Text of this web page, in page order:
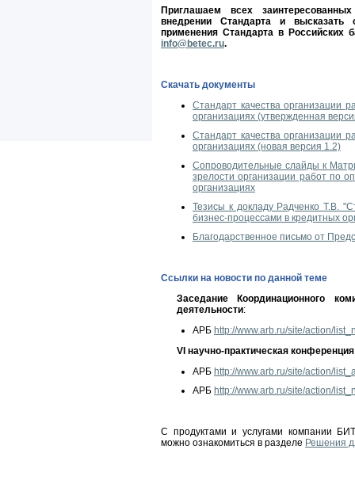
Приглашаем всех
внедрении Стандарта и
применения Стандарта в Российских
info@betec.ru.
Скачать документы
Стандарт качества организации
организациях (утвержденная
Стандарт качества организации
организациях (новая версия 1.2)
Сопроводительные слайды к
зрелости организации работ по
организациях
Тезисы к докладу Радченко Т.В.
бизнес-процессами в кредитных
Благодарственное письмо от
Ссылки на новости по данной теме
Заседание Координационного
деятельности:
АРБ http://www.arb.ru/site/action/
VI научно-практическая
АРБ http://www.arb.ru/site/action/
АРБ http://www.arb.ru/site/action/
С продуктами и услугами компании
можно ознакомиться в разделе Решения